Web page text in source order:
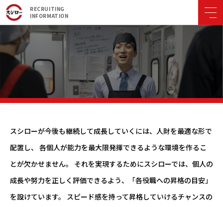
RECRUITING
INFORMATION
スシローが今後も継続して成長していくには、人財を最適な形で
配置し、
各個人が能力を最大限発揮できるような環境を作るこ
とが欠かせません。
それを実現するためにスシローでは、個人の
成長や努力を正しく評価できるよう、「各役職への昇格の目安」
を設けています。
スピード感を持って昇格していけるチャンスの